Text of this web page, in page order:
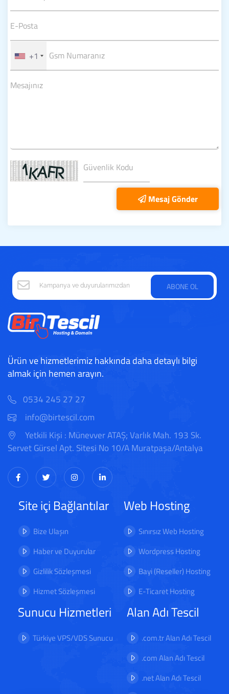
+1
Mesaj Gönder
ABONE OL
Ürün ve hizmetlerimiz hakkında daha detaylı bilgi
almak için hemen arayın.
0534 245 27 27
info@birtescil.com
Yetkili Kişi : Münevver ATAŞ; Varlık Mah. 193 Sk.
Servet Gürsel Apt. Sitesi No 10/A Muratpaşa/Antalya
Site içi Bağlantılar
Bize Ulaşın
Haber ve Duyurular
Gizlilik Sözleşmesi
Hizmet Sözleşmesi
Web Hosting
Sınırsız Web Hosting
Wordpress Hosting
Bayi (Reseller) Hosting
E-Ticaret Hosting
Sunucu Hizmetleri
Türkiye VPS/VDS Sunucu
Alan Adı Tescil
.com.tr Alan Adı Tescil
.com Alan Adı Tescil
.net Alan Adı Tescil